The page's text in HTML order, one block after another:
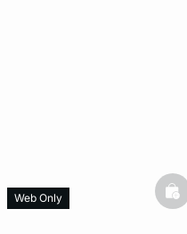
Web Only